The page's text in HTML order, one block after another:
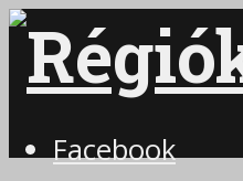
Facebook